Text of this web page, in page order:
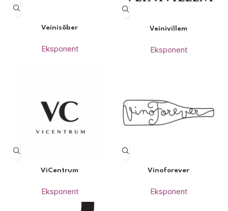
Veinisõber
Eksponent
Veinivillem
Eksponent
ViCentrum
Eksponent
Vinoforever
Eksponent